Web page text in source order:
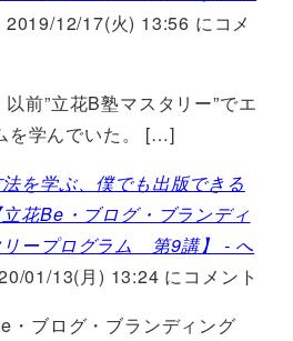
2019/12/17(火) 13:56 にコメ
前”立花B塾マスタリー”でエ
を学んでいた。 […]
を学ぶ、僕でも出版できる
花Be・ブログ・ブランディ
ープログラム 第9講】 - へ
01/13(月) 13:24 にコメント
ブログ・ブランディング